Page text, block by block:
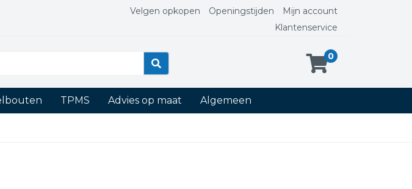
Velgen opkopen Openingstijden
Mijn account
Klantenservice
0
TPMS Advies op maat Algemeen